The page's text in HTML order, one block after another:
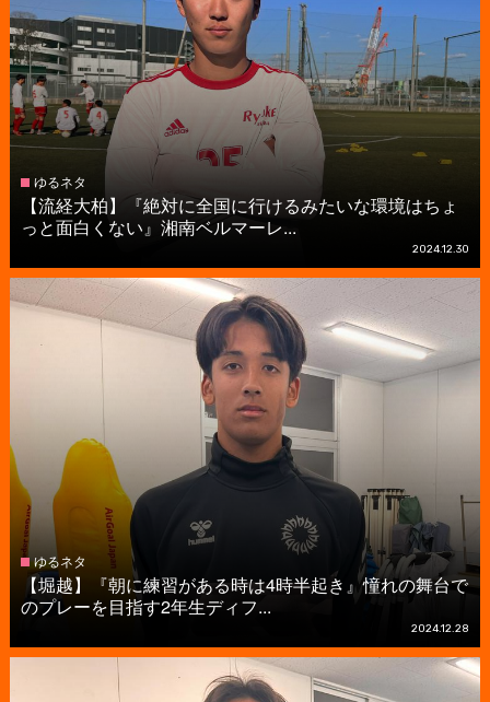
ゆるネタ
【流経大柏】『絶対に全国に行けるみたいな環境はちょ
っと面白くない』湘南ベルマーレ...
2024.12.30
ゆるネタ
【堀越】『朝に練習がある時は4時半起き』憧れの舞台で
のプレーを目指す2年生ディフ...
2024.12.28